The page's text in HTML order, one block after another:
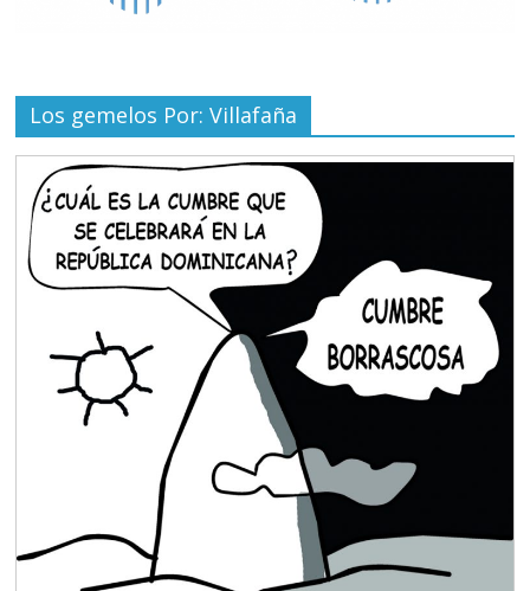
Los gemelos Por: Villafaña